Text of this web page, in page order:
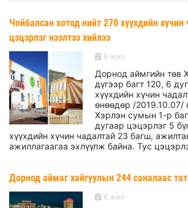
Чойбалсан хотод нийт 270 хүүхдийн хүчин
цэцэрлэг нээлтээ хийлээ
6 жил
Дорнод аймгийн төв
дүгээр багт 120, 6
хүүхдийн хүчин
өнөөдөр /2019.10.07/
Хэрлэн сумын 1-р
дугаар цэцэрлэг 5
хүүхдийн хүчин чадалтай 23 багш,
ажиллагаагаа эхлүүлж байна. Тус
Дорнод аймаг хайгуулын 244 саналаас
6 жил